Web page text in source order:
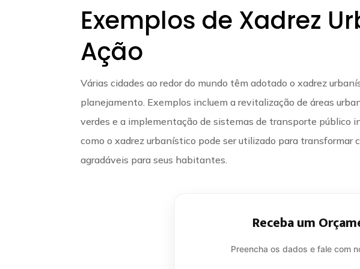
Exemplos de Xadrez
Ação
Várias cidades ao redor do mundo têm adotado o xadrez
planejamento. Exemplos incluem a revitalização de áreas
verdes e a implementação de sistemas de transporte público
como o xadrez urbanístico pode ser utilizado para
agradáveis para seus habitantes.
Receba um
Preencha os dados e fale com